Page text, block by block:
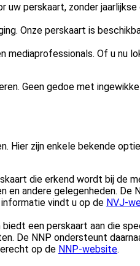
perskaart, zonder
Onze perskaart is
mediaprofessionals. Of u nu
Geen gedoe met
Hier zijn enkele bekende
die erkend wordt bij de
andere gelegenheden. De
vindt u op de NVJ-
een perskaart aan die
De NNP ondersteunt
op de NNP-website.